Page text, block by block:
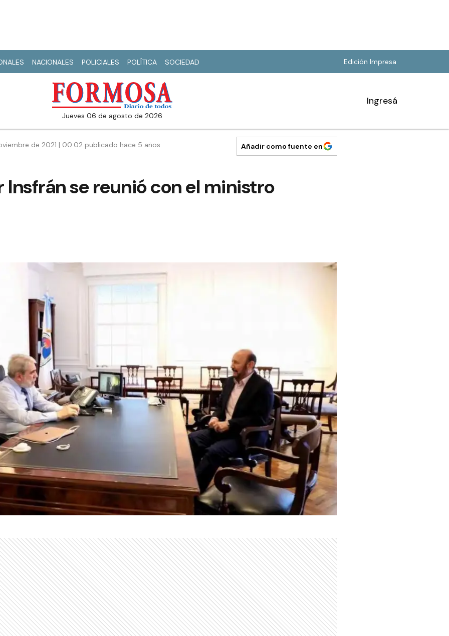
NACIONALES POLICIALES POLÍTICA SOCIEDAD Edición Impresa
jueves 06 de agosto de 2026
Ingresá
de 2021 | 00:02 publicado hace 5 años Añadir como fuente en
Insfrán se reunió con el ministro